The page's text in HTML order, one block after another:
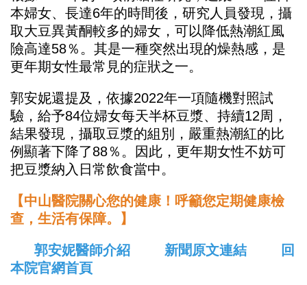
本婦女、長達6年的時間後，研究人員發現，攝
取大豆異黃酮較多的婦女，可以降低熱潮紅風
險高達58％。其是一種突然出現的燥熱感，是
更年期女性最常見的症狀之一。
郭安妮還提及，依據2022年一項隨機對照試
驗，給予84位婦女每天半杯豆漿、持續12周，
結果發現，攝取豆漿的組別，嚴重熱潮紅的比
例顯著下降了88％。因此，更年期女性不妨可
把豆漿納入日常飲食當中。
【中山醫院關心您的健康！呼籲您定期健康檢
查，生活有保障。】
郭安妮醫師介紹
新聞原文連結
回
本院官網首頁